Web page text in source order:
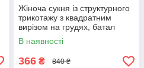
Жіноча сукня із структурного
трикотажу з квадратним
вирізом на грудях, батал
великі розміри
В наявності
366 ₴ 840 ₴